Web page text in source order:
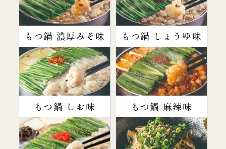
もつ鍋 濃厚みそ味 もつ鍋 しょうゆ味
もつ鍋 しお味 もつ鍋 麻辣味